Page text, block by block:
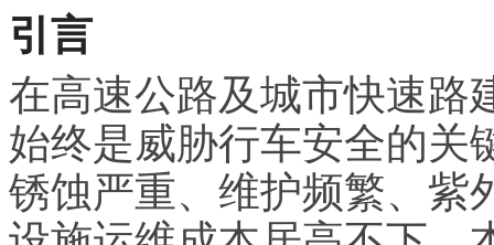
引言
在高速公路及城市快速路
始终是威胁行车安全的关
锈蚀严重、维护频繁、紫